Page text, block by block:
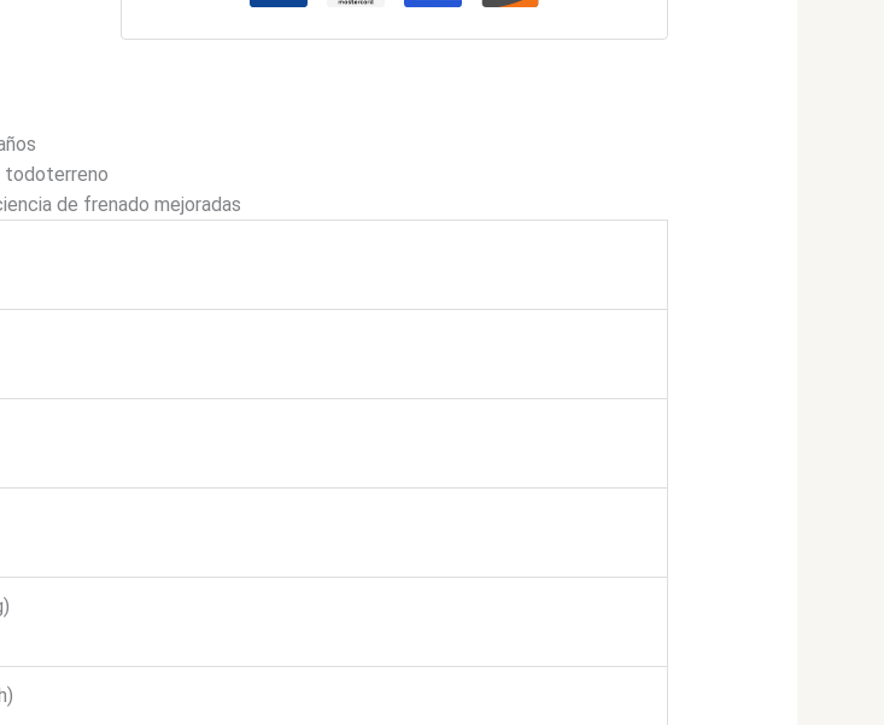
todoterreno
de frenado mejoradas